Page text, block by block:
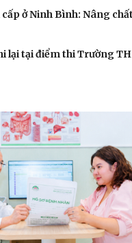
ở Ninh Bình: Nâng
lại tại điểm thi Trường